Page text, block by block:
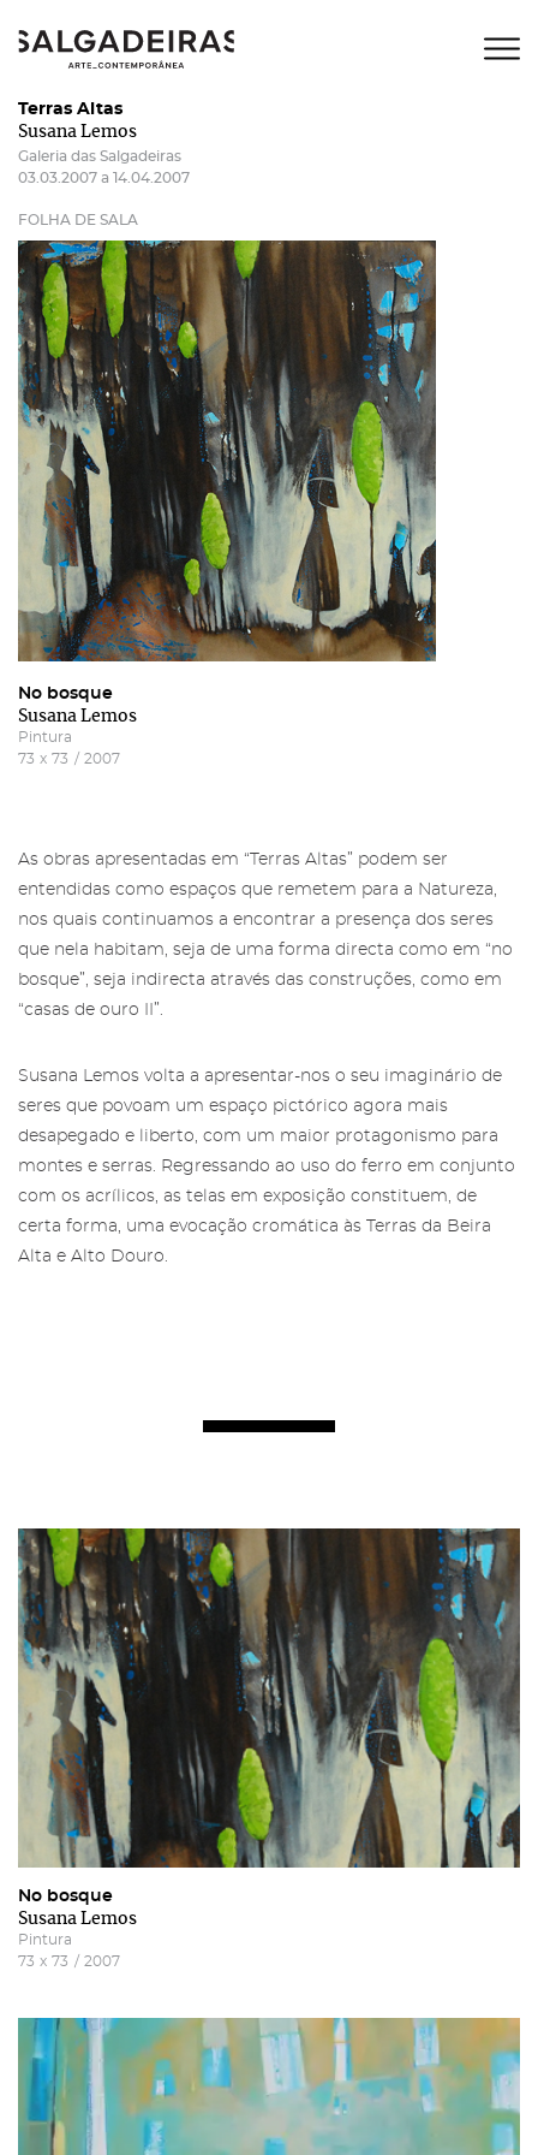
Terras Altas
Susana Lemos
Galeria das Salgadeiras
03.03.2007 a 14.04.2007
FOLHA DE SALA
No bosque
Susana Lemos
Pintura
73 x 73 / 2007
As obras apresentadas em “Terras Altas” podem ser
entendidas como espaços que remetem para a Natureza,
nos quais continuamos a encontrar a presença dos seres
que nela habitam, seja de uma forma directa como em “no
bosque”, seja indirecta através das construções, como em
“casas de ouro II”.
Susana Lemos volta a apresentar-nos o seu imaginário de
seres que povoam um espaço pictórico agora mais
desapegado e liberto, com um maior protagonismo para
montes e serras. Regressando ao uso do ferro em conjunto
com os acrílicos, as telas em exposição constituem, de
certa forma, uma evocação cromática às Terras da Beira
Alta e Alto Douro.
No bosque
Susana Lemos
Pintura
73 x 73 / 2007